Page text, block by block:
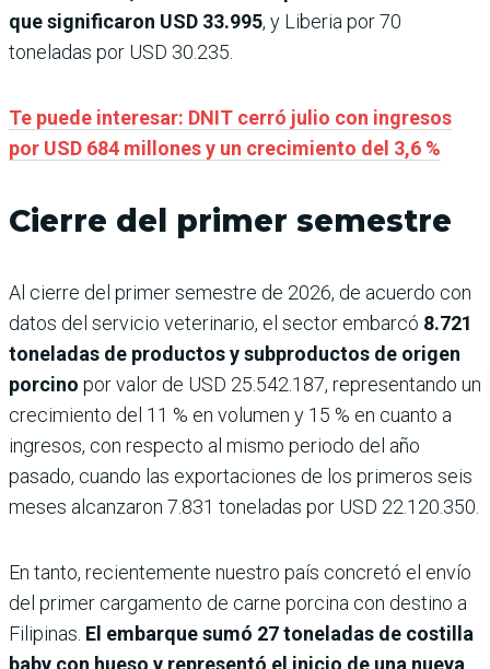
que significaron USD 33.995, y Liberia por 70
toneladas por USD 30.235.
Te puede interesar: DNIT cerró julio con ingresos
por USD 684 millones y un crecimiento del 3,6 %
Cierre del primer semestre
Al cierre del primer semestre de 2026, de acuerdo con
datos del servicio veterinario, el sector embarcó 8.721
toneladas de productos y subproductos de origen
porcino por valor de USD 25.542.187, representando un
crecimiento del 11 % en volumen y 15 % en cuanto a
ingresos, con respecto al mismo periodo del año
pasado, cuando las exportaciones de los primeros seis
meses alcanzaron 7.831 toneladas por USD 22.120.350.
En tanto, recientemente nuestro país concretó el envío
del primer cargamento de carne porcina con destino a
Filipinas. El embarque sumó 27 toneladas de costilla